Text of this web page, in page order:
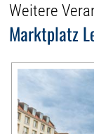
Weitere
Marktplatz